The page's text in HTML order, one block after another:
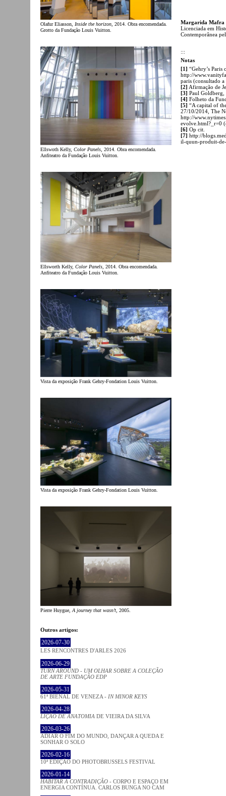
Olafur Eliasson, Inside the horizon , 2014. Obra encomendada.
Grotto da Fundação Louis Vuitton.
Ellswoth Kelly, Color Panels, 2014. Obra encomendada.
Anfiteatro da Fundação Louis Vuitton.
Ellsworth Kelly, Color Panels, 2014. Obra encomendada.
Anfiteatro da Fundação Louis Vuitton.
Vista da exposição Frank Gehry-Fondation Louis Vuitton.
Vista da exposição Frank Gehry-Fondation Louis Vuitton.
Pierre Huygue, A journey that wasn’t , 2005.
Outros artigos:
2026-07-30
LES RENCONTRES D'ARLES 2026
2026-06-29
TURN AROUND - UM OLHAR SOBRE A COLEÇÃO
DE ARTE FUNDAÇÃO EDP
2026-05-31
61ª BIENAL DE VENEZA - IN MINOR KEYS
2026-04-28
LIÇÃO DE ANATOMIA DE VIEIRA DA SILVA
2026-03-26
ADIAR O FIM DO MUNDO, DANÇAR A QUEDA E
SONHAR O SOLO
2026-02-16
10ª EDIÇÃO DO PHOTOBRUSSELS FESTIVAL
2026-01-14
HABITAR A CONTRADIÇÃO - CORPO E ESPAÇO EM
ENERGIA CONTÍNUA. CARLOS BUNGA NO CAM
Margarida Mafra
Licenciada em
Contemporânea
:::
Notas
[1] “Gehry’s
http://
paris (consultado
[2] Afirmação de
[3] Paul
[4] Folheto da
[5] “A capital of
27/10/2014, The
http://
evolve.html?_r=0
[6] Op cit.
[7] http://
il-quun-produit-